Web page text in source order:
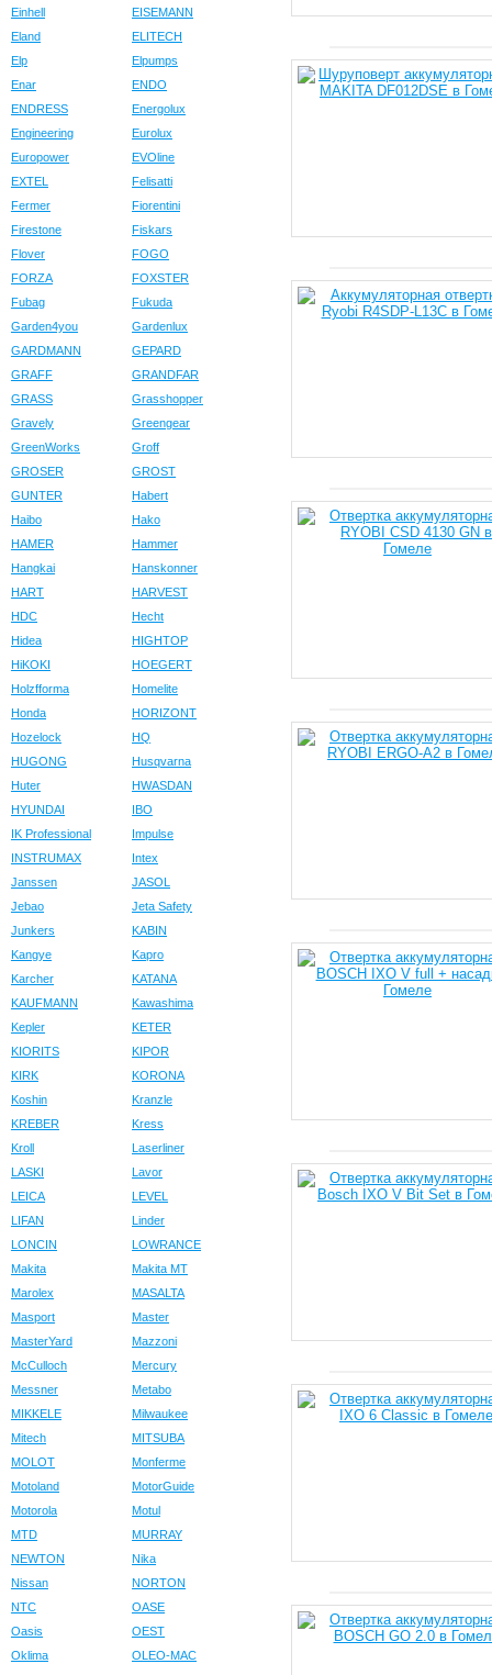
Einhell
EISEMANN
Eland
ELITECH
Elp
Elpumps
Enar
ENDO
ENDRESS
Energolux
Engineering
Eurolux
Europower
EVOline
EXTEL
Felisatti
Fermer
Fiorentini
Firestone
Fiskars
Flover
FOGO
FORZA
FOXSTER
Fubag
Fukuda
Garden4you
Gardenlux
GARDMANN
GEPARD
GRAFF
GRANDFAR
GRASS
Grasshopper
Gravely
Greengear
GreenWorks
Groff
GROSER
GROST
GUNTER
Habert
Haibo
Hako
HAMER
Hammer
Hangkai
Hanskonner
HART
HARVEST
HDC
Hecht
Hidea
HIGHTOP
HiKOKI
HOEGERT
Holzfforma
Homelite
Honda
HORIZONT
Hozelock
HQ
HUGONG
Husqvarna
Huter
HWASDAN
HYUNDAI
IBO
IK Professional
Impulse
INSTRUMAX
Intex
Janssen
JASOL
Jebao
Jeta Safety
Junkers
KABIN
Kangye
Kapro
Karcher
KATANA
KAUFMANN
Kawashima
Kepler
KETER
KIORITS
KIPOR
KIRK
KORONA
Koshin
Kranzle
KREBER
Kress
Kroll
Laserliner
LASKI
Lavor
LEICA
LEVEL
LIFAN
Linder
LONCIN
LOWRANCE
Makita
Makita MT
Marolex
MASALTA
Masport
Master
MasterYard
Mazzoni
McCulloch
Mercury
Messner
Metabo
MIKKELE
Milwaukee
Mitech
MITSUBA
MOLOT
Monferme
Motoland
MotorGuide
Motorola
Motul
MTD
MURRAY
NEWTON
Nika
Nissan
NORTON
NTC
OASE
Oasis
OEST
Oklima
OLEO-MAC